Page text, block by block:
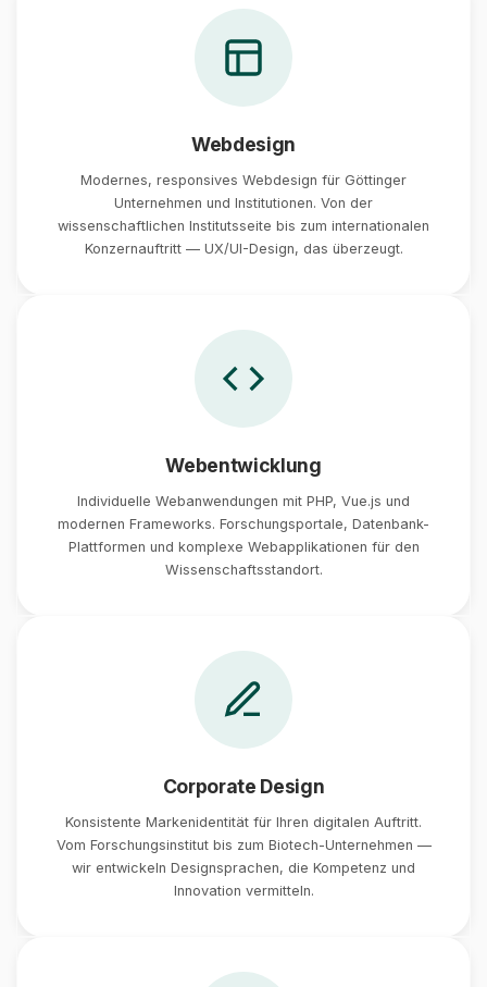
Webdesign
Modernes, responsives Webdesign für Göttinger
Unternehmen und Institutionen. Von der
wissenschaftlichen Institutsseite bis zum internationalen
Konzernauftritt — UX/UI-Design, das überzeugt.
Webentwicklung
Individuelle Webanwendungen mit PHP, Vue.js und
modernen Frameworks. Forschungsportale, Datenbank-
Plattformen und komplexe Webapplikationen für den
Wissenschaftsstandort.
Corporate Design
Konsistente Markenidentität für Ihren digitalen Auftritt.
Vom Forschungsinstitut bis zum Biotech-Unternehmen —
wir entwickeln Designsprachen, die Kompetenz und
Innovation vermitteln.